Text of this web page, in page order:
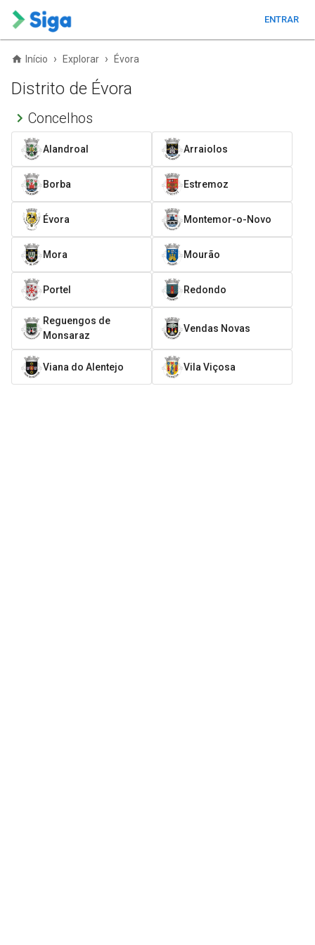
ENTRAR
Início › Explorar › Évora
Distrito de Évora
Concelhos
Alandroal Arraiolos
Borba Estremoz
Évora Montemor-o-Novo
Mora Mourão
Portel Redondo
Reguengos de
Monsaraz
Vendas Novas
Viana do Alentejo Vila Viçosa